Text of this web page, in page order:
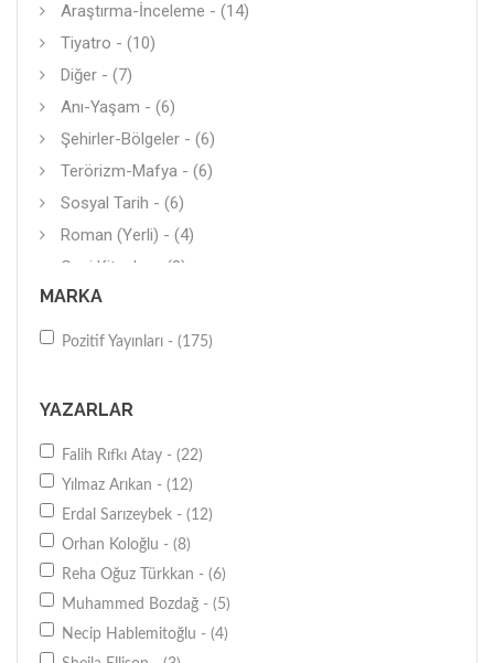
Araştırma-İnceleme - (14)
Tiyatro - (10)
Diğer - (7)
Anı-Yaşam - (6)
Şehirler-Bölgeler - (6)
Terörizm-Mafya - (6)
Sosyal Tarih - (6)
Roman (Yerli) - (4)
Gezi Kitaplar - (3)
Araştırma-İnceleme - (3)
Şiir (Yerli) - (3)
Güncel Sorunlar - (3)
Diğer - (3)
Türk-Osmanlı - (3)
Oyun - (3)
Psikolojik Danışmanlık - (2)
Roman (Çeviri) - (2)
MARKA
Pozitif Yayınları - (175)
YAZARLAR
Falih Rıfkı Atay - (22)
Yılmaz Arıkan - (12)
Erdal Sarızeybek - (12)
Orhan Koloğlu - (8)
Reha Oğuz Türkkan - (6)
Muhammed Bozdağ - (5)
Necip Hablemitoğlu - (4)